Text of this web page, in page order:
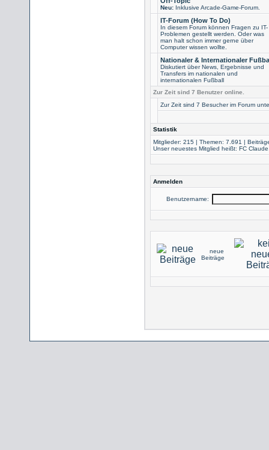
Neu: Inklusive Arcade-Game-Forum.
IT-Forum (How To Do)
In diesem Forum können Fragen zu IT-
Problemen gestellt werden. Oder was
man halt schon immer gerne über
Computer wissen wollte.
Nationaler & Internationaler
Diskutiert über News, Ergebnisse und
Transfers im nationalen und
internationalen Fußball
Zur Zeit sind 7 Benutzer online.
Zur Zeit sind 7 Besucher im Forum
Statistik
Mitglieder: 215 | Themen: 7.691 |
Unser neuestes Mitglied heißt: FC Claude
Anmelden
Benutzername:
neue
Beiträge